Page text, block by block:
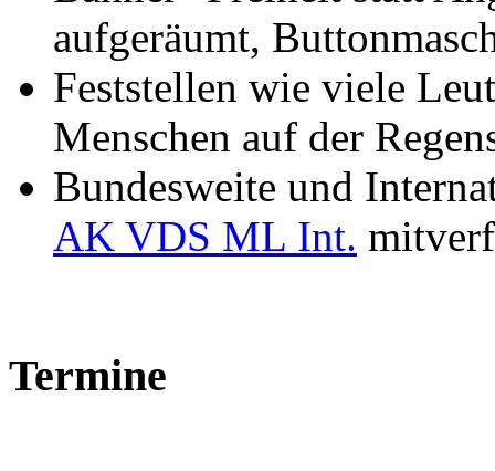
aufgeräumt,
Feststellen wie viele
Menschen auf der
Bundesweite und
AK VDS ML Int.
Termine